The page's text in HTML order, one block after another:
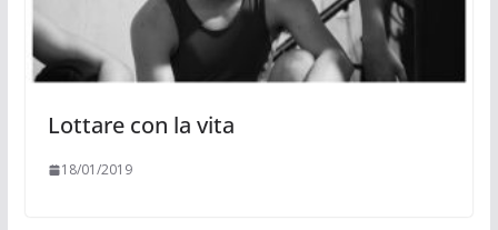
Lottare con la vita
18/01/2019